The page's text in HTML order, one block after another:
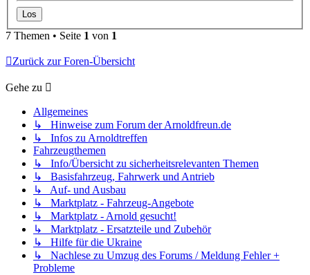
7 Themen • Seite 1 von 1
Zurück zur Foren-Übersicht
Gehe zu
Allgemeines
↳ Hinweise zum Forum der Arnoldfreun.de
↳ Infos zu Arnoldtreffen
Fahrzeugthemen
↳ Info/Übersicht zu sicherheitsrelevanten Themen
↳ Basisfahrzeug, Fahrwerk und Antrieb
↳ Auf- und Ausbau
↳ Marktplatz - Fahrzeug-Angebote
↳ Marktplatz - Arnold gesucht!
↳ Marktplatz - Ersatzteile und Zubehör
↳ Hilfe für die Ukraine
↳ Nachlese zu Umzug des Forums / Meldung Fehler +
Probleme